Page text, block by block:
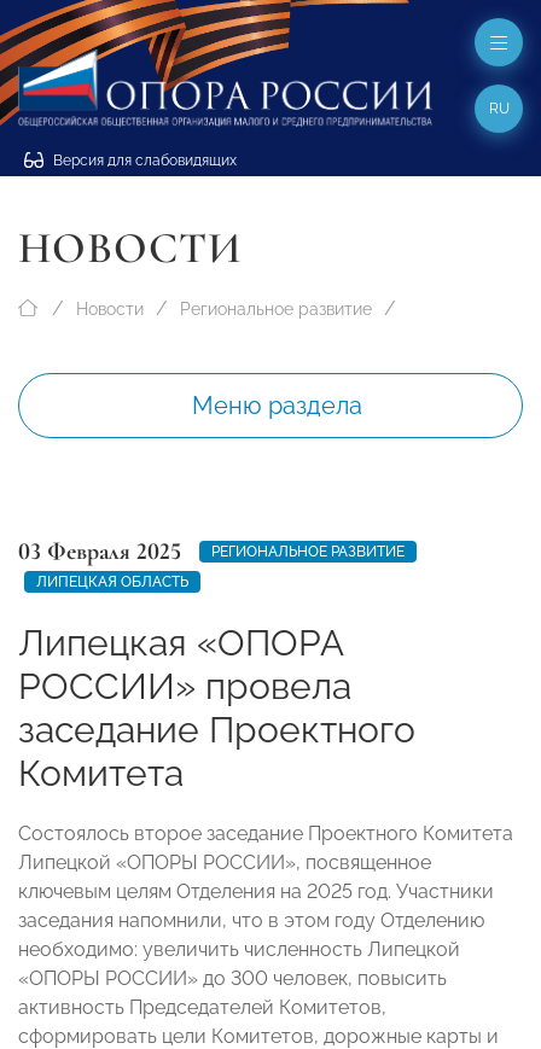
Версия для слабовидящих
RU
НОВОСТИ
Новости Региональное развитие
Меню раздела
03 Февраля 2025
РЕГИОНАЛЬНОЕ РАЗВИТИЕ
ЛИПЕЦКАЯ ОБЛАСТЬ
Липецкая «ОПОРА
РОССИИ» провела
заседание Проектного
Комитета
Состоялось второе заседание Проектного Комитета
Липецкой «ОПОРЫ РОССИИ», посвященное
ключевым целям Отделения на 2025 год. Участники
заседания напомнили, что в этом году Отделению
необходимо: увеличить численность Липецкой
«ОПОРЫ РОССИИ» до 300 человек, повысить
активность Председателей Комитетов,
сформировать цели Комитетов, дорожные карты и